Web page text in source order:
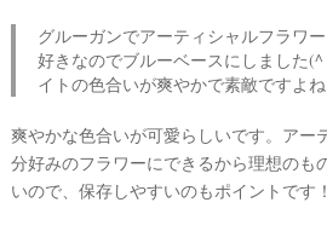
グルーガンでアーティシャルフラワ
好きなのでブルーベースにしました
イトの色合いが爽やかで素敵ですよ
爽やかな色合いが可愛らしいです。アー
分好みのフラワーにできるから理想のも
いので、保存しやすいのもポイントです！